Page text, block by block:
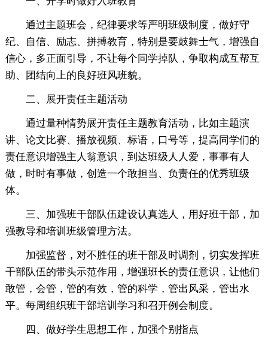
通过主题班会，纪律要求等严明班级制度，做好守
纪、自信、励志、拼搏教育，特别是要鼓舞士气，增强自
信心，多正面引导，不让每个同学掉队，争取构成互帮互
助、团结向上的良好班风班貌。
二、展开责任主题活动
通过量种情势展开责任主题教育活动，比如主题演
讲、论文比赛、播放视频、标语，口号等，提高同学们的
责任意识增强主人翁意识，到达班级人人爱，事事有人
做，时时有事做，创造一个敢担当、负责任的优秀班级
体。
三、加强班干部队伍建设认真选人，用好班干部，加
强教导和培训班级管理方法。
加强监督，对不胜任的班干部及时调剂，切实发挥班
干部队伍的带头示范作用，增强班长的责任意识，让他们
敢管，会管，管的有效，管的科学，管出风采，管出水
平。每周组织班干部培训学习和召开例会制度。
四、做好学生思想工作，加强个别指点